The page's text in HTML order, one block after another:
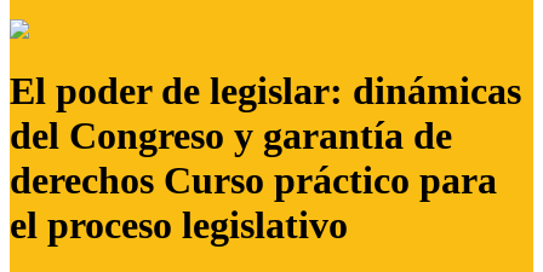
El poder de legislar: dinámicas
del Congreso y garantía de
derechos Curso práctico para
el proceso legislativo